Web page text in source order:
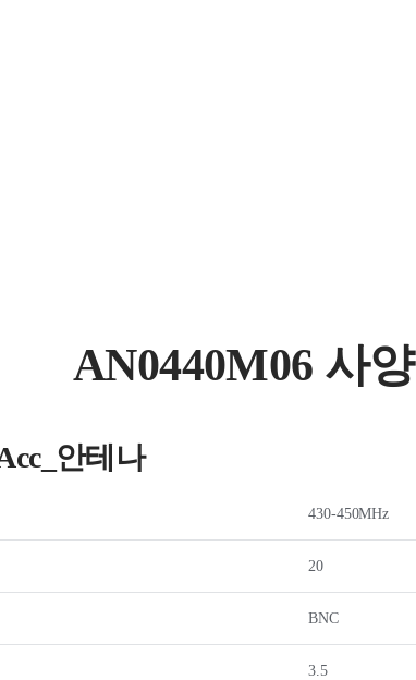
AN0440M06 사양
안테나
430-450MHz
20
BNC
3.5